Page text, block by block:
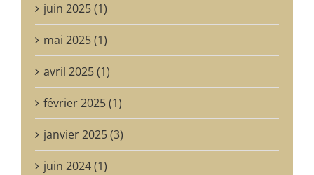
juin 2025 (1)
mai 2025 (1)
avril 2025 (1)
février 2025 (1)
janvier 2025 (3)
juin 2024 (1)